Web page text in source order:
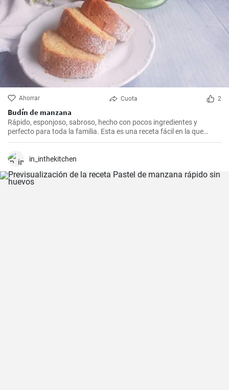
Ahorrar Cuota 2
Budín de manzana
Rápido, esponjoso, sabroso, hecho con pocos ingredientes y
perfecto para toda la familia. Esta es una receta fácil en la que
incluso los niños pueden ayudar a preparar.
in_inthekitchen